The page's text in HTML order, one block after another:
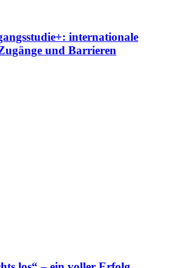
internationale
und Barrieren